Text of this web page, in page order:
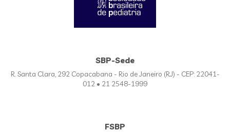
SBP-Sede
R. Santa Clara, 292 Copacabana - Rio de Janeiro (RJ) - CEP: 22041-
012 • 21 2548-1999
FSBP